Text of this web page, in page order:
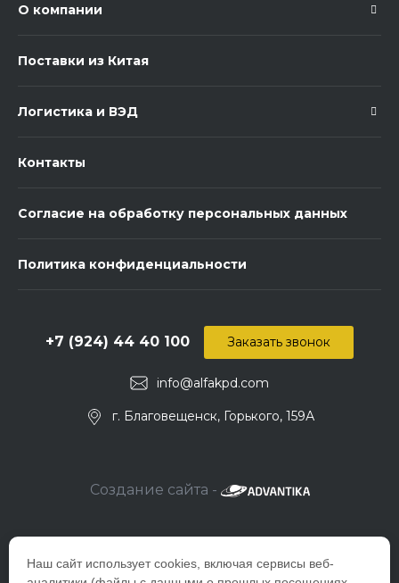
Наш сайт использует cookies, включая сервисы веб-
О компании
Поставки из Китая
Логистика и ВЭД
Контакты
Согласие на обработку персональных данных
Политика конфиденциальности
info@alfakpd.com
+7 (924) 44 40 100
г. Благовещенск, Горького, 159А
Заказать звонок
Создание сайта -